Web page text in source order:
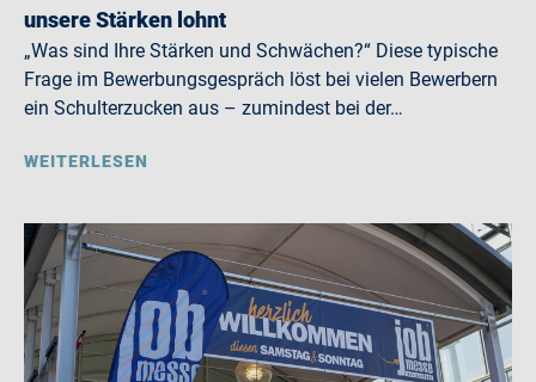
unsere Stärken lohnt
„Was sind Ihre Stärken und Schwächen?“ Diese typische
Frage im Bewerbungsgespräch löst bei vielen Bewerbern
ein Schulterzucken aus – zumindest bei der…
WEITERLESEN